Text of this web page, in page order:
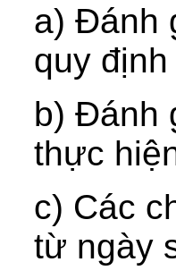
a) Đánh
quy
b) Đánh
thực
c) Các
từ ngày